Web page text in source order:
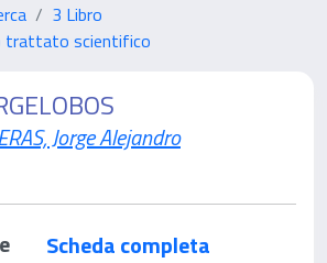
3 Libro
trattato scientifico
Jorge Alejandro
Scheda completa